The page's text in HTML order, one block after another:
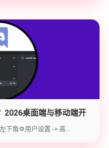
2026桌面端与移动端开
下角⚙️用户设置 -> 高...